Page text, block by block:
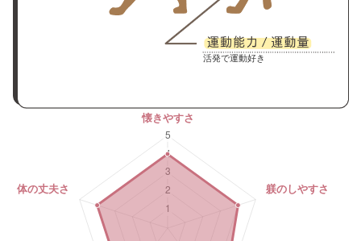
活発で運動好き